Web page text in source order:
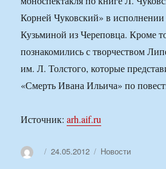
Корней Чуковский» в
Кузьминой из Череповца. Кроме
познакомились с творчеством
им. Л. Толстого, которые
«Смерть Ивана Ильича» по
Источник:arh.aif.ru
АвторОпубликовано
24.05.2012 Рубрики
Новости